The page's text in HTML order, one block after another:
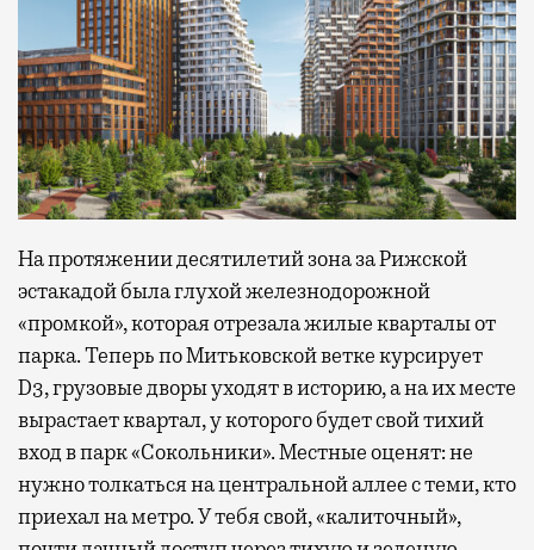
На протяжении десятилетий зона за Рижской
эстакадой была глухой железнодорожной
«промкой», которая отрезала жилые кварталы от
парка. Теперь по Митьковской ветке курсирует
D3, грузовые дворы уходят в историю, а на их месте
вырастает квартал, у которого будет свой тихий
вход в парк «Сокольники». Местные оценят: не
нужно толкаться на центральной аллее с теми, кто
приехал на метро. У тебя свой, «калиточный»,